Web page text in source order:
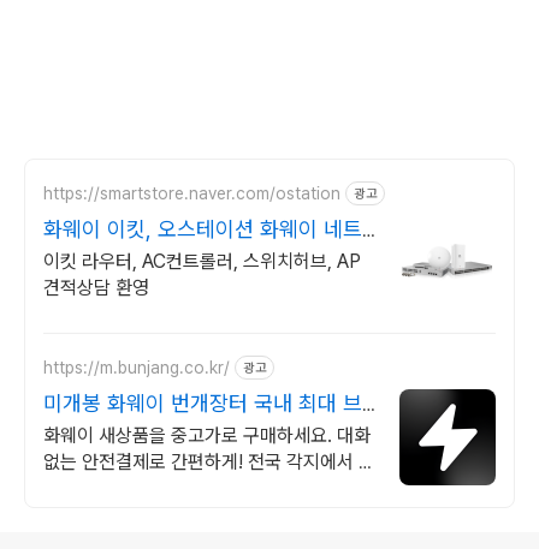
https://smartstore.naver.com/ostation 광고
화웨이 이킷, 오스테이션 화웨이 네트
워크부문 전문업체
이킷 라우터, AC컨트롤러, 스위치허브, AP
견적상담 환영
https://m.bunjang.co.kr/ 광고
미개봉 화웨이 번개장터 국내 최대 브
랜드 중고거래
화웨이 새상품을 중고가로 구매하세요. 대화
없는 안전결제로 간편하게! 전국 각지에서 올